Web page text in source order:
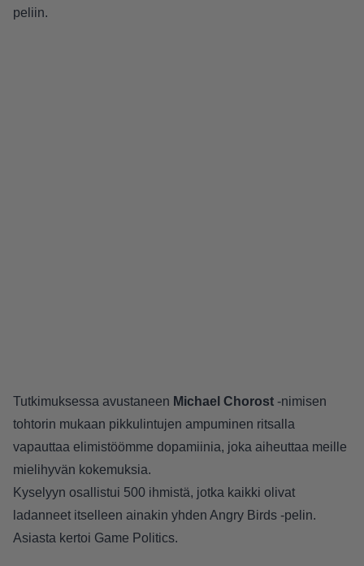
peliin.
Tutkimuksessa avustaneen Michael Chorost -nimisen
tohtorin mukaan pikkulintujen ampuminen ritsalla
vapauttaa elimistöömme dopamiinia, joka aiheuttaa meille
mielihyvän kokemuksia.
Kyselyyn osallistui 500 ihmistä, jotka kaikki olivat
ladanneet itselleen ainakin yhden Angry Birds -pelin.
Asiasta kertoi Game Politics.